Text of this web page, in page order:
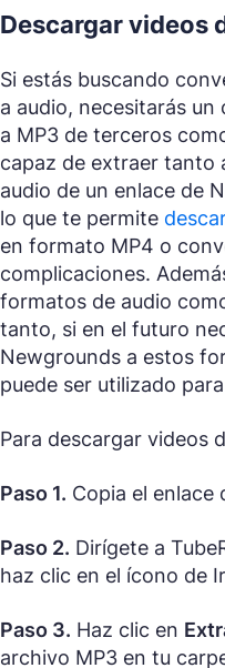
Descargar videos
Si estás buscando
a audio, necesitarás
a MP3 de terceros
capaz de extraer tanto
audio de un enlace de
lo que te permite
en formato MP4 o
complicaciones.
formatos de audio
tanto, si en el futuro
Newgrounds a estos
puede ser utilizado
Para descargar videos
Paso 1. Copia el enlace
Paso 2. Dirígete a
haz clic en el ícono de
Paso 3. Haz clic en
archivo MP3 en tu